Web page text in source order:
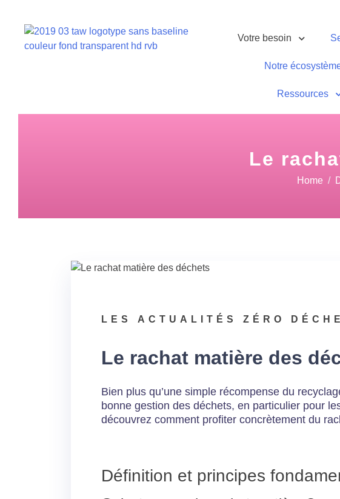
Votre besoin
Notre
Ressources
Le
Home
LES ACTUALITÉS ZÉRO
Le rachat matière des
Bien plus qu’une simple récompense du
bonne gestion des déchets, en particulier pour
découvrez comment profiter concrètement du
Définition et principes